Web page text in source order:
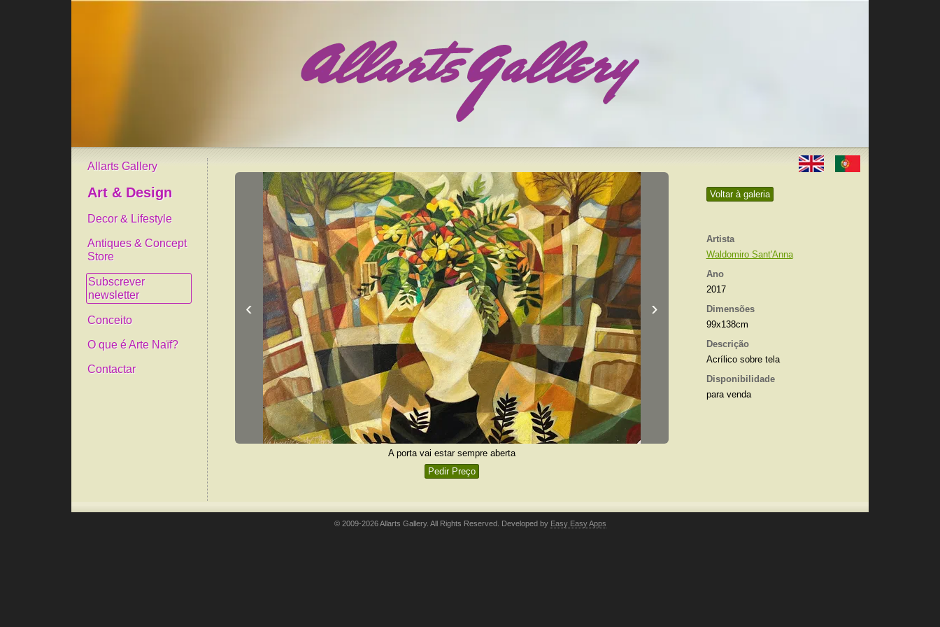
Allarts Gallery
Art & Design
Decor & Lifestyle
Antiques & Concept
Store
Subscrever
newsletter
Conceito
O que é Arte Naïf?
Contactar
Voltar à galeria
Artista
Waldomiro Sant'Anna
Ano
2017
Dimensões
99x138cm
Descrição
Acrílico sobre tela
Disponibilidade
para venda
‹ ›
A porta vai estar sempre aberta
Pedir Preço
© 2009-2026 Allarts Gallery. All Rights Reserved. Developed by Easy Easy Apps